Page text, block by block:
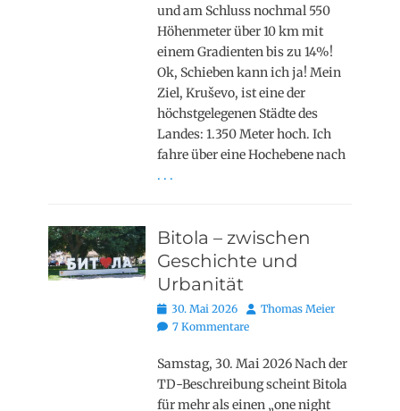
und am Schluss nochmal 550
Höhenmeter über 10 km mit
einem Gradienten bis zu 14%!
Ok, Schieben kann ich ja! Mein
Ziel, Kruševo, ist eine der
höchstgelegenen Städte des
Landes: 1.350 Meter hoch. Ich
fahre über eine Hochebene nach
. . .
Bitola – zwischen
Geschichte und
Urbanität
Posted
on
30. Mai 2026 AutorThomas Meier
7 Kommentare
Samstag, 30. Mai 2026 Nach der
TD-Beschreibung scheint Bitola
für mehr als einen „one night